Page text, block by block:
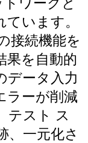
ワークと
います。
接続機能を
果を自動的
データ入力
ラーが削減
テスト ス
、一元化さ